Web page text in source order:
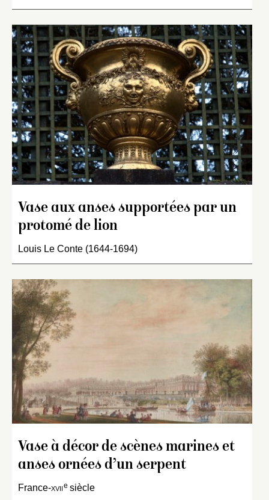
Vase aux anses supportées par un
protomé de lion
Louis Le Conte (1644-1694)
Vase à décor de scènes marines et
anses ornées d’un serpent
France-xviie siècle